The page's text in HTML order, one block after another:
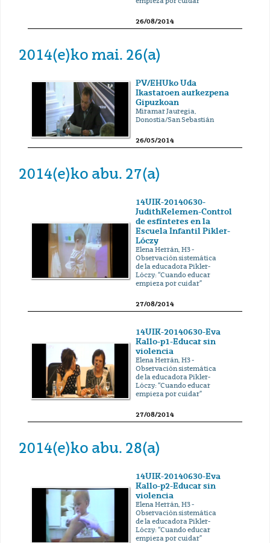
26/08/2014
2014(e)ko mai. 26(a)
PV/EHUko Uda
Ikastaroen aurkezpena
Gipuzkoan
Miramar Jauregia,
Donostia/San Sebastián
26/05/2014
2014(e)ko abu. 27(a)
14UIK-20140630-
JudithKelemen-Control
de esfínteres en la
Escuela Infantil Pikler-
Lóczy
Elena Herrán, H3 -
Observación sistemática
de la educadora Pikler-
Lóczy: “Cuando educar
empieza por cuidar”
27/08/2014
14UIK-20140630-Eva
Kallo-p1-Educar sin
violencia
Elena Herrán, H3 -
Observación sistemática
de la educadora Pikler-
Lóczy: “Cuando educar
empieza por cuidar”
27/08/2014
2014(e)ko abu. 28(a)
14UIK-20140630-Eva
Kallo-p2-Educar sin
violencia
Elena Herrán, H3 -
Observación sistemática
de la educadora Pikler-
Lóczy: “Cuando educar
empieza por cuidar”